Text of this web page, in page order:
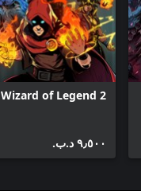
Wizard of Legend 2
٩٫٥٠٠ د.ب.‏